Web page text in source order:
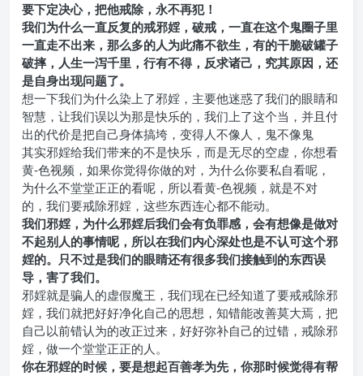
要下定决心，把他戒除，永不再犯！
我们为什么一直反复的戒邪婬，破戒，一直在这个鬼圈子里
一直走不出来，那么多的人为此痛不欲生，有的干脆破罐子
破摔，人生一泻千里，行有不得，反求诸己，究其原因，还
是自身出现问题了。
想一下我们为什么染上了邪婬，主要他迷惑了我们的眼睛和
智慧，让我们误以为那是快乐的，我们上了这个当，并且付
出的代价是把自己身体搞垮，变得人不像人，鬼不像鬼
其实邪婬给我们带来的不是快乐，而是无尽的空虚，你想看
黄-色视频，如果你觉得你做的对，为什么你要私自看呢，
为什么不堂堂正正的看呢，所以看黄-色视频，就是不对
的，我们要戒除邪婬，这些东西连心都不能动。
我们邪婬，为什么邪婬后我们会有负罪感，会有想像是做对
不起别人的事情呢，所以在我们内心深处也是不认可这个邪
婬的。只不过是我们的眼睛还有很多我们接触到的东西误
导，害了我们。
邪婬就是骗人的虚假魔王，我们现在已经知道了要戒戒除邪
婬，我们就把好好净化自己的思想，知错能改善莫大焉，把
自己以前错认为的改正过来，好好弥补自己的过错，戒除邪
婬，做一个堂堂正正的人。
你在邪婬的时候，要是想起百善孝为先，你那时候觉得有帮